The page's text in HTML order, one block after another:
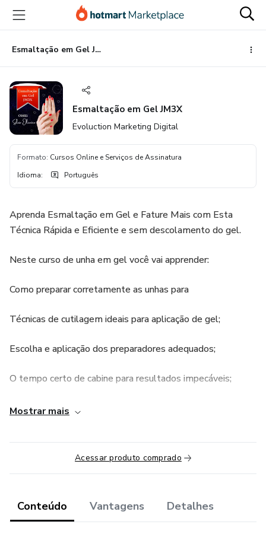
para
conteúdo
principal
para
pagamento
para
rodapé
Esmaltação em Gel JM3X
Esmaltação em Gel JM3X
Evoluction Marketing Digital
Formato: Cursos Online e Serviços de Assinatura
Idioma: Português
Aprenda Esmaltação em Gel e Fature Mais com Esta
Técnica Rápida e Eficiente e sem descolamento do gel.
Neste curso de unha em gel você vai apprender:
Como preparar corretamente as unhas para
Técnicas de cutilagem ideais para aplicação de gel;
Escolha e aplicação dos preparadores adequados;
O tempo certo de cabine para resultados impecáveis;
Dicas exclusivas para lidar com esmaltes vermelhos.
rápido para suas clientes, aumentando sua renda e se
Mostrar mais
Acessar produto comprado
Conteúdo Vantagens Detalhes